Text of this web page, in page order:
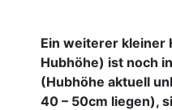
Ein weiterer kleiner
Hubhöhe) ist noch
(Hubhöhe aktuell
40 – 50cm liegen),